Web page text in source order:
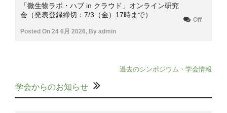
「微生物ラボ・ハブ in クラウド」オンライン研究
会（発表登録締切：7/3（金）17時まで）
Posted On 24 6月 2026, By admin
Off
過去のシンポジウム・学会情報
学会からのお知らせ